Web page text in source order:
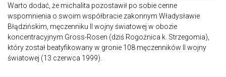
Warto dodać, że michalita pozostawił po sobie cenne
wspomnienia o swoim współbracie zakonnym Władysławie
Błądzińskim, męczenniku II wojny światowej w obozie
koncentracyjnym Gross-Rosen (dziś Rogoźnica k. Strzegomia),
który został beatyfikowany w gronie 108 męczenników II wojny
światowej (13 czerwca 1999).